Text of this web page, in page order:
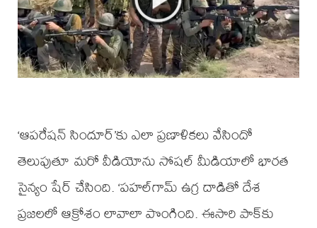
‘ఆపరేషన్ సిందూర్‌’కు ఎలా ప్రణాళికలు వేసిందో
తెలుపుతూ మరో వీడియోను సోషల్‌ మీడియాలో భారత
సైన్యం షేర్ చేసింది. ‘పహల్‌గామ్ ఉగ్ర దాడితో దేశ
ప్రజలలో ఆక్రోశం లావాలా పొంగింది. ఈసారి పాక్‌కు